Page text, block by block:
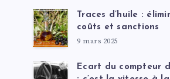
Traces d’huile :
coûts et sanctions
9 mars 2025
Ecart du compteur